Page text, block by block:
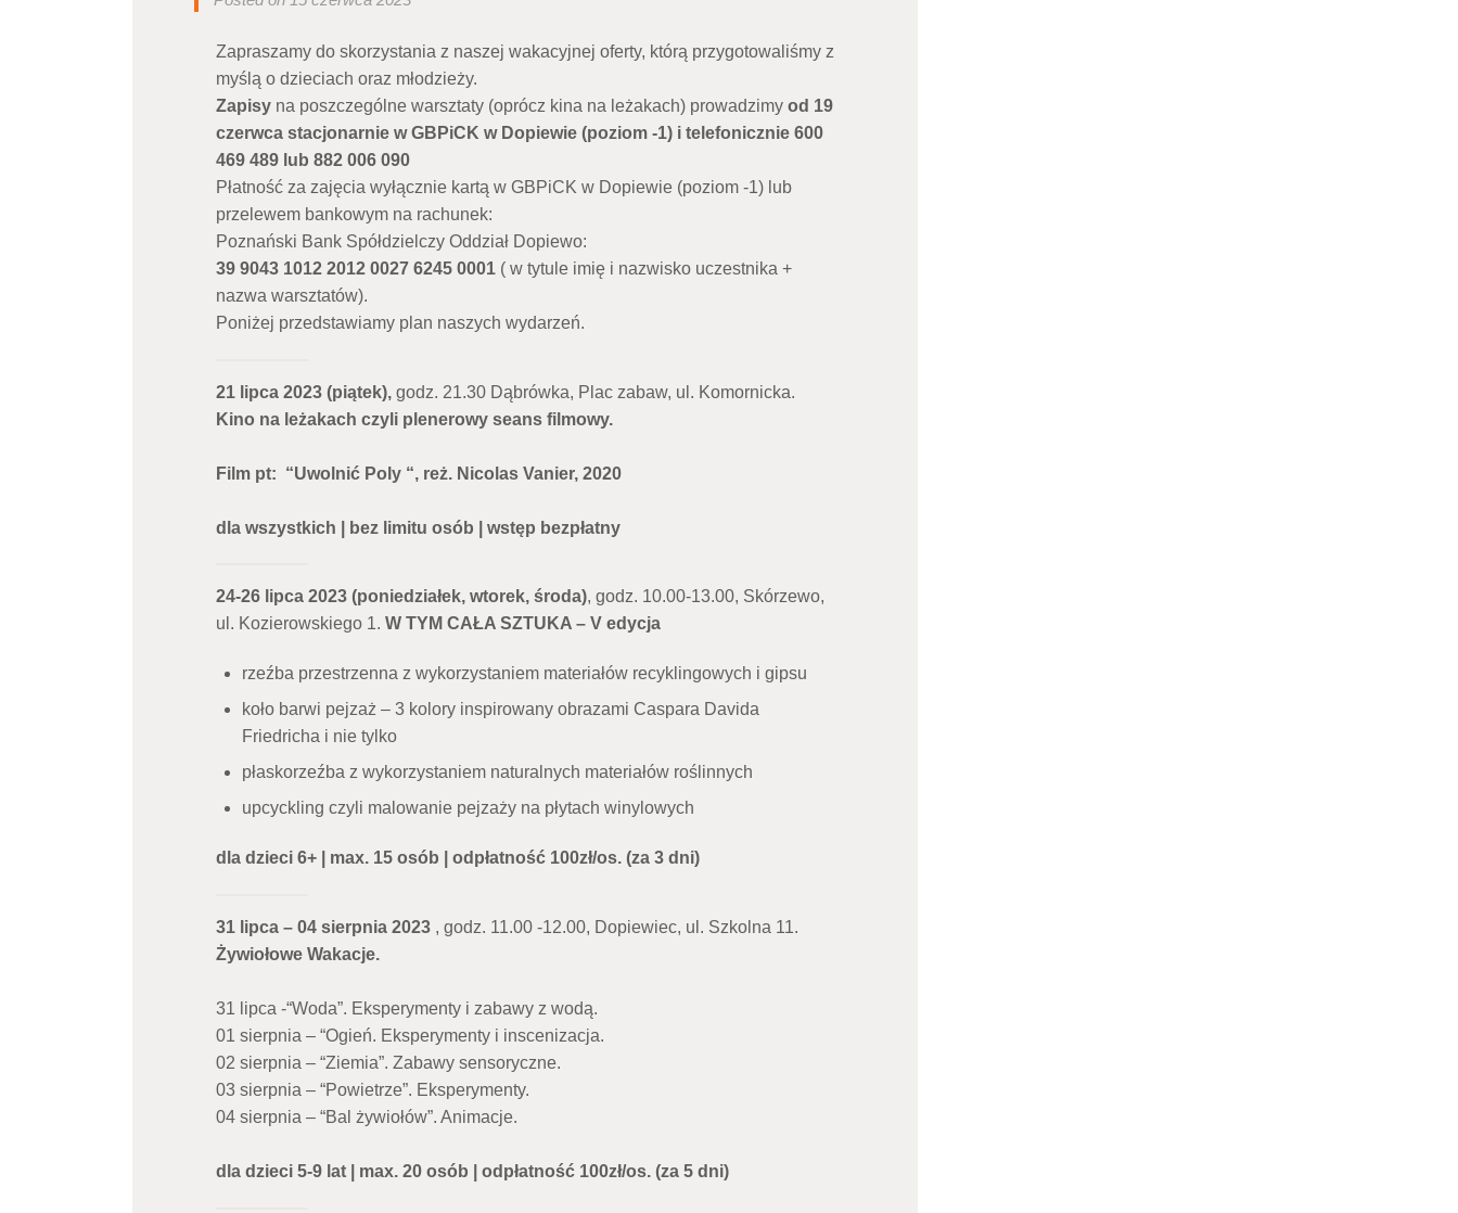
Zapraszamy do skorzystania z naszej wakacyjnej oferty, którą przygotowaliśmy z
myślą o dzieciach oraz młodzieży.
Zapisy na poszczególne warsztaty (oprócz kina na leżakach) prowadzimy od 19
czerwca stacjonarnie w GBPiCK w Dopiewie (poziom -1) i telefonicznie 600
469 489 lub 882 006 090
Płatność za zajęcia wyłącznie kartą w GBPiCK w Dopiewie (poziom -1) lub
przelewem bankowym na rachunek:
Poznański Bank Spółdzielczy Oddział Dopiewo:
39 9043 1012 2012 0027 6245 0001( w tytule imię i nazwisko uczestnika +
nazwa warsztatów).
Poniżej przedstawiamy plan naszych wydarzeń.
21 lipca 2023 (piątek), godz. 21.30 Dąbrówka, Plac zabaw, ul. Komornicka.
Kino na leżakach czyli plenerowy seans filmowy.
Film pt: “Uwolnić Poly “, reż. Nicolas Vanier, 2020
dla wszystkich | bez limitu osób | wstęp bezpłatny
24-26 lipca 2023 (poniedziałek, wtorek, środa), godz. 10.00-13.00, Skórzewo,
ul. Kozierowskiego 1. W TYM CAŁA SZTUKA – V edycja
rzeźba przestrzenna z wykorzystaniem materiałów recyklingowych i gipsu
koło barwi pejzaż – 3 kolory inspirowany obrazami Caspara Davida
Friedricha i nie tylko
płaskorzeźba z wykorzystaniem naturalnych materiałów roślinnych
upcyckling czyli malowanie pejzaży na płytach winylowych
dla dzieci 6+ | max. 15 osób | odpłatność 100zł/os. (za 3 dni)
31 lipca – 04 sierpnia 2023, godz. 11.00 -12.00, Dopiewiec, ul. Szkolna 11.
Żywiołowe Wakacje.
31 lipca -“Woda”. Eksperymenty i zabawy z wodą.
01 sierpnia – “Ogień. Eksperymenty i inscenizacja.
02 sierpnia – “Ziemia”. Zabawy sensoryczne.
03 sierpnia – “Powietrze”. Eksperymenty.
04 sierpnia – “Bal żywiołów”. Animacje.
dla dzieci 5-9 lat | max. 20 osób | odpłatność 100zł/os. (za 5 dni)